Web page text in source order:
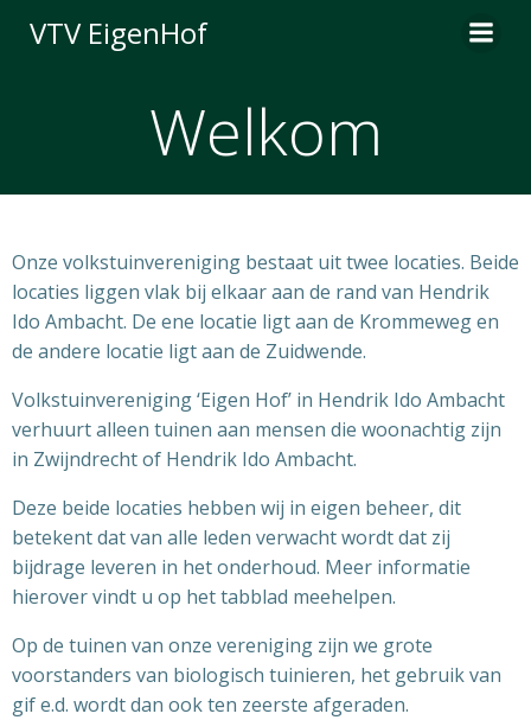
VTV EigenHof
Welkom
Onze volkstuinvereniging bestaat uit twee locaties. Beide
locaties liggen vlak bij elkaar aan de rand van Hendrik
Ido Ambacht. De ene locatie ligt aan de Krommeweg en
de andere locatie ligt aan de Zuidwende.
Volkstuinvereniging ‘Eigen Hof’ in Hendrik Ido Ambacht
verhuurt alleen tuinen aan mensen die woonachtig zijn
in Zwijndrecht of Hendrik Ido Ambacht.
Deze beide locaties hebben wij in eigen beheer, dit
betekent dat van alle leden verwacht wordt dat zij
bijdrage leveren in het onderhoud. Meer informatie
hierover vindt u op het tabblad meehelpen.
Op de tuinen van onze vereniging zijn we grote
voorstanders van biologisch tuinieren, het gebruik van
gif e.d. wordt dan ook ten zeerste afgeraden.